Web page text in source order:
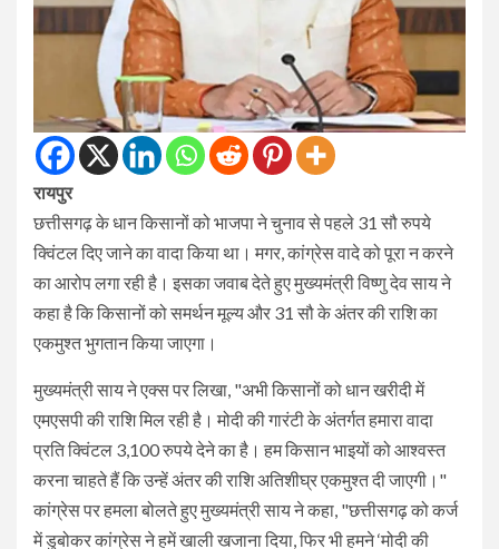
रायपुर
छत्तीसगढ़ के धान किसानों को भाजपा ने चुनाव से पहले 31 सौ रुपये
क्विंटल दिए जाने का वादा किया था। मगर, कांग्रेस वादे को पूरा न करने
का आरोप लगा रही है। इसका जवाब देते हुए मुख्यमंत्री विष्णु देव साय ने
कहा है कि किसानों को समर्थन मूल्य और 31 सौ के अंतर की राशि का
एकमुश्त भुगतान किया जाएगा।
मुख्यमंत्री साय ने एक्स पर लिखा, "अभी किसानों को धान खरीदी में
एमएसपी की राशि मिल रही है। मोदी की गारंटी के अंतर्गत हमारा वादा
प्रति क्विंटल 3,100 रुपये देने का है। हम किसान भाइयों को आश्वस्त
करना चाहते हैं कि उन्हें अंतर की राशि अतिशीघ्र एकमुश्त दी जाएगी।"
कांग्रेस पर हमला बोलते हुए मुख्यमंत्री साय ने कहा, "छत्तीसगढ़ को कर्ज
में डुबोकर कांग्रेस ने हमें खाली खजाना दिया, फिर भी हमने ‘मोदी की